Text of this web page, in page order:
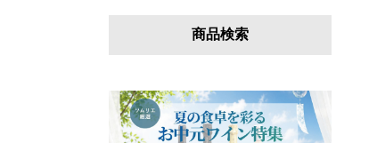
商品検索